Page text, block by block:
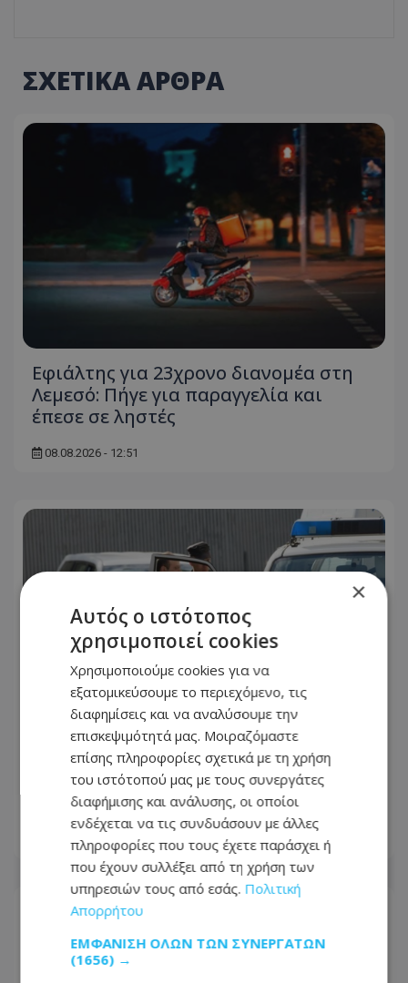
ΣΧΕΤΙΚΑ ΑΡΘΡΑ
Εφιάλτης για 23χρονο διανομέα στη
Λεμεσό: Πήγε για παραγγελία και
έπεσε σε ληστές
08.08.2026 - 12:51
Δεκαπενταύγουστος με μπλόκα και
αυξημένους ελέγχους – Τι θα ελέγχει η
Αστυνομία
08.08.2026 - 13:18
×
Αυτός ο ιστότοπος
χρησιμοποιεί cookies
Χρησιμοποιούμε cookies για να
εξατομικεύσουμε το περιεχόμενο, τις
διαφημίσεις και να αναλύσουμε την
επισκεψιμότητά μας. Μοιραζόμαστε
επίσης πληροφορίες σχετικά με τη χρήση
του ιστότοπού μας με τους συνεργάτες
διαφήμισης και ανάλυσης, οι οποίοι
ενδέχεται να τις συνδυάσουν με άλλες
πληροφορίες που τους έχετε παράσχει ή
που έχουν συλλέξει από τη χρήση των
υπηρεσιών τους από εσάς. Πολιτική
Απορρήτου
ΕΜΦΆΝΙΣΗ ΌΛΩΝ ΤΩΝ ΣΥΝΕΡΓΑΤΏΝ
(1656) →